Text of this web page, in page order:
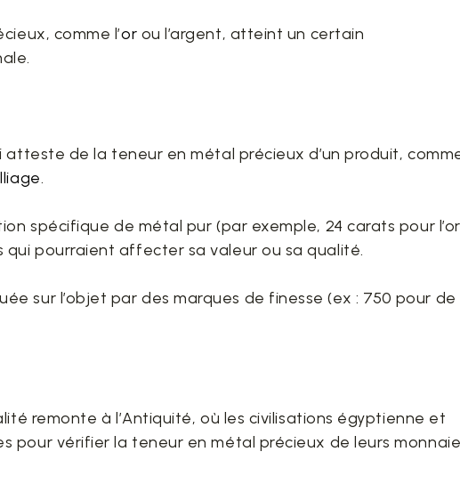
comme l’or ou l’argent, atteint un certain
de la teneur en métal précieux d’un produit,
.
spécifique de métal pur (par exemple, 24 carats pour l’or
pourraient affecter sa valeur ou sa qualité.
sur l’objet par des marques de finesse (ex : 750 pour de
remonte à l’Antiquité, où les civilisations égyptienne et
pour vérifier la teneur en métal précieux de leurs